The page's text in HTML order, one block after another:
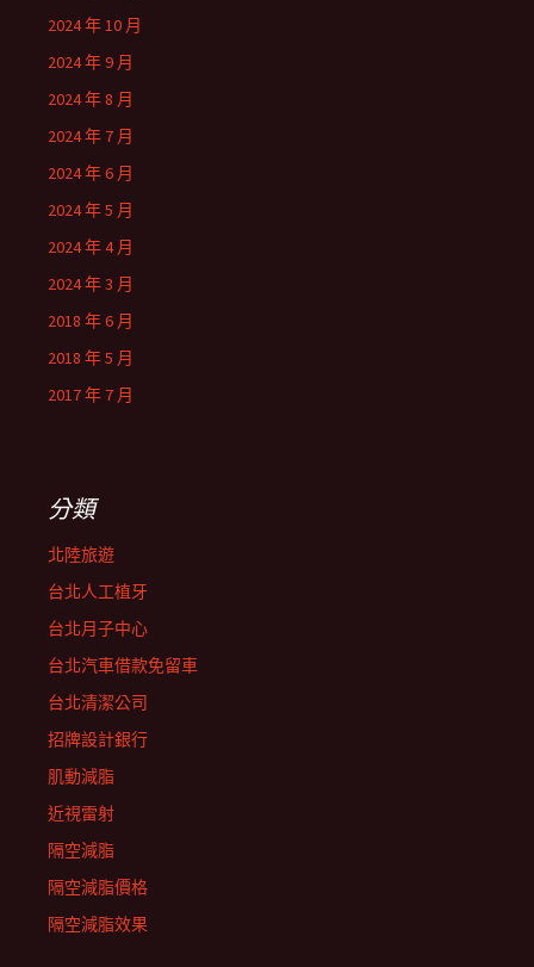
2024 年 10 月
2024 年 9 月
2024 年 8 月
2024 年 7 月
2024 年 6 月
2024 年 5 月
2024 年 4 月
2024 年 3 月
2018 年 6 月
2018 年 5 月
2017 年 7 月
分類
北陸旅遊
台北人工植牙
台北月子中心
台北汽車借款免留車
台北清潔公司
招牌設計銀行
肌動減脂
近視雷射
隔空減脂
隔空減脂價格
隔空減脂效果